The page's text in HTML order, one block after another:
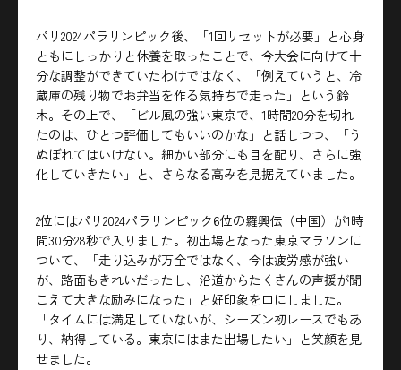
パリ2024パラリンピック後、「1回リセットが必要」と心身
ともにしっかりと休養を取ったことで、今大会に向けて十
分な調整ができていたわけではなく、「例えていうと、冷
蔵庫の残り物でお弁当を作る気持ちで走った」という鈴
木。その上で、「ビル風の強い東京で、1時間20分を切れ
たのは、ひとつ評価してもいいのかな」と話しつつ、「う
ぬぼれてはいけない。細かい部分にも目を配り、さらに強
化していきたい」と、さらなる高みを見据えていました。
2位にはパリ2024パラリンピック6位の羅興伝（中国）が1時
間30分28秒で入りました。初出場となった東京マラソンに
ついて、「走り込みが万全ではなく、今は疲労感が強い
が、路面もきれいだったし、沿道からたくさんの声援が聞
こえて大きな励みになった」と好印象を口にしました。
「タイムには満足していないが、シーズン初レースでもあ
り、納得している。東京にはまた出場したい」と笑顔を見
せました。